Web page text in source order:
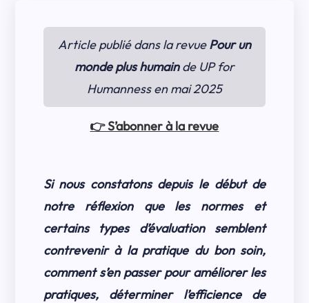
Article publié dans la revuePour un
monde plus humain de UP for
Humanness en mai 2025
👉 S’abonner à la revue
Si nous constatons depuis le début de
notre réflexion que les normes et
certains types d’évaluation semblent
contrevenir à la pratique du bon soin,
comment s’en passer pour améliorer les
pratiques, déterminer l’efficience de